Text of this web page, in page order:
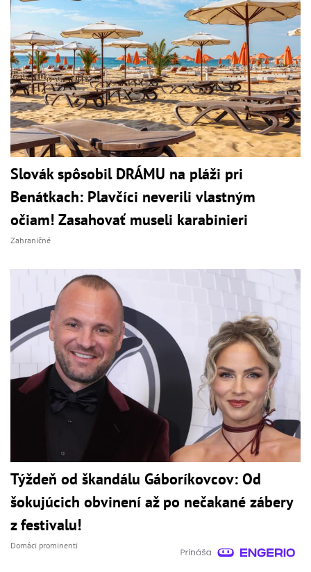
Slovák spôsobil DRÁMU na pláži pri
Benátkach: Plavčíci neverili vlastným
očiam! Zasahovať museli karabinieri
Zahraničné
Týždeň od škandálu Gáboríkovcov: Od
šokujúcich obvinení až po nečakané zábery
z festivalu!
Domáci prominenti